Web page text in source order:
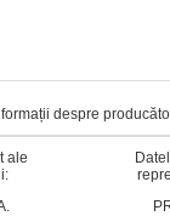
despre
ale